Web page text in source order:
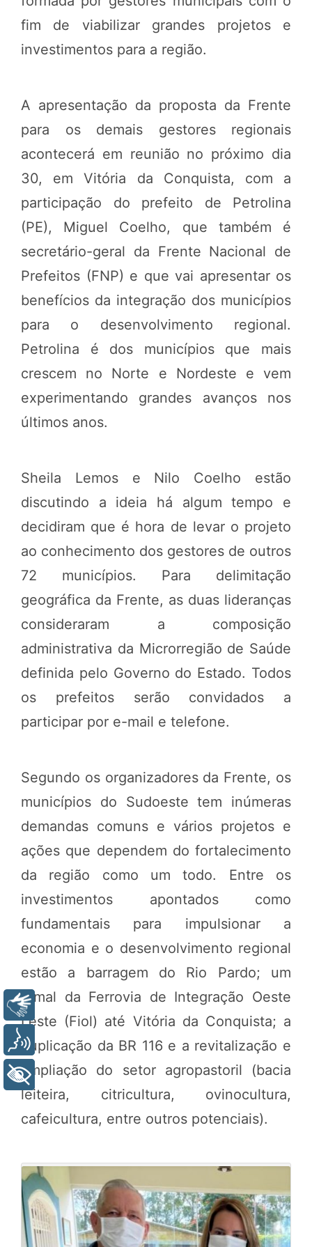
fim de viabilizar grandes projetos e
investimentos para a região.
A apresentação da proposta da Frente
para os demais gestores regionais
acontecerá em reunião no próximo dia
30, em Vitória da Conquista, com a
participação do prefeito de Petrolina
(PE), Miguel Coelho, que também é
secretário-geral da Frente Nacional de
Prefeitos (FNP) e que vai apresentar os
benefícios da integração dos municípios
para o desenvolvimento regional.
Petrolina é dos municípios que mais
crescem no Norte e Nordeste e vem
experimentando grandes avanços nos
últimos anos.
Sheila Lemos e Nilo Coelho estão
discutindo a ideia há algum tempo e
decidiram que é hora de levar o projeto
ao conhecimento dos gestores de outros
72 municípios. Para delimitação
geográfica da Frente, as duas lideranças
consideraram a composição
administrativa da Microrregião de Saúde
definida pelo Governo do Estado. Todos
os prefeitos serão convidados a
participar por e-mail e telefone.
Segundo os organizadores da Frente, os
municípios do Sudoeste tem inúmeras
demandas comuns e vários projetos e
ações que dependem do fortalecimento
da região como um todo. Entre os
investimentos apontados como
fundamentais para impulsionar a
economia e o desenvolvimento regional
estão a barragem do Rio Pardo; um
ramal da Ferrovia de Integração Oeste
Leste (Fiol) até Vitória da Conquista; a
duplicação da BR 116 e a revitalização e
ampliação do setor agropastoril (bacia
leiteira, citricultura, ovinocultura,
cafeicultura, entre outros potenciais).
Libras
Voz
+ Acessibilidade